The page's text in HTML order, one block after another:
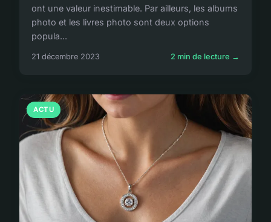
ont une valeur inestimable. Par ailleurs, les albums
photo et les livres photo sont deux options
popula...
21 décembre 2023 2 min de lecture →
ACTU